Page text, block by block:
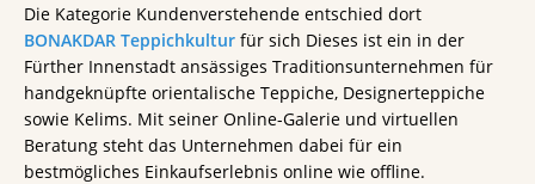
Die Kategorie Kundenverstehende entschied dort
BONAKDAR Teppichkultur für sich Dieses ist ein in der
Fürther Innenstadt ansässiges Traditionsunternehmen für
handgeknüpfte orientalische Teppiche, Designerteppiche
sowie Kelims. Mit seiner Online-Galerie und virtuellen
Beratung steht das Unternehmen dabei für ein
bestmögliches Einkaufserlebnis online wie offline.